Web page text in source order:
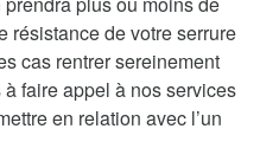
résistance de votre serrure
cas rentrer sereinement
faire appel à nos services
en relation avec l’un